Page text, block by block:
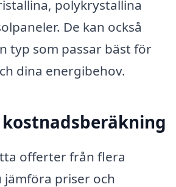
polykrystallina
De kan också
typ som passar bäst för
dina energibehov.
offerter från flera
priser och